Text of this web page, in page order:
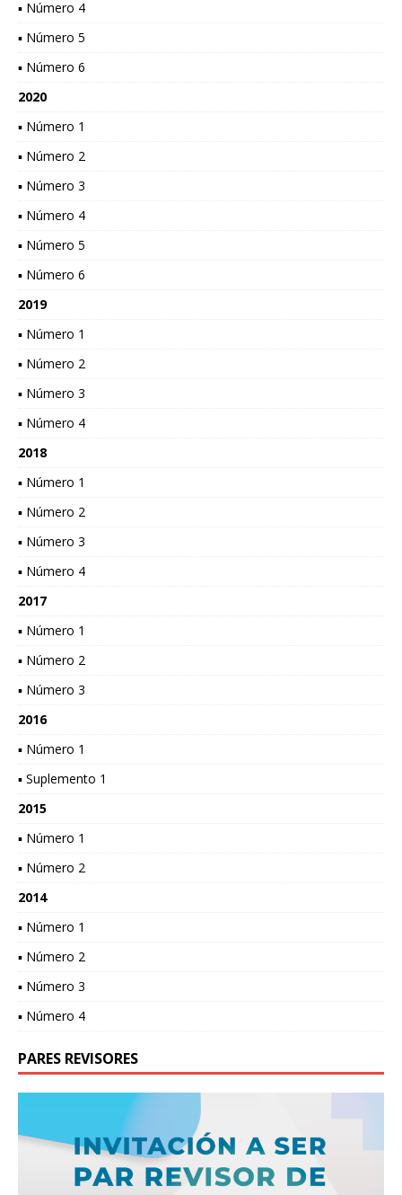
▪ Número 4
▪ Número 5
▪ Número 6
2020
▪ Número 1
▪ Número 2
▪ Número 3
▪ Número 4
▪ Número 5
▪ Número 6
2019
▪ Número 1
▪ Número 2
▪ Número 3
▪ Número 4
2018
▪ Número 1
▪ Número 2
▪ Número 3
▪ Número 4
2017
▪ Número 1
▪ Número 2
▪ Número 3
2016
▪ Número 1
▪ Suplemento 1
2015
▪ Número 1
▪ Número 2
2014
▪ Número 1
▪ Número 2
▪ Número 3
▪ Número 4
PARES REVISORES